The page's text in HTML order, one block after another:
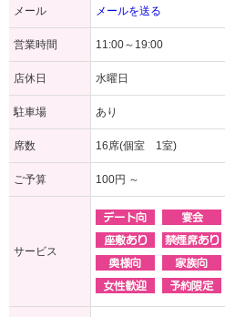
メール メールを送る
営業時間 11:00～19:00
店休日 水曜日
駐車場 あり
席数 16席(個室 1室)
ご予算 100円 ～
サービス